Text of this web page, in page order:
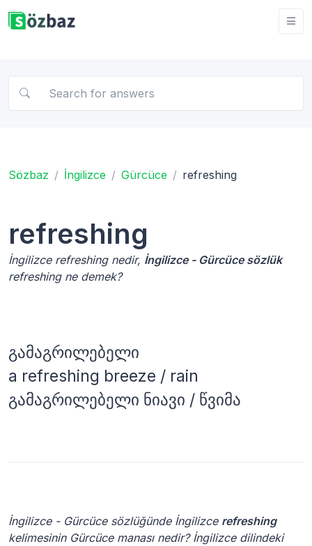
Sözbaz İngilizce Gürcüce refreshing
refreshing
İngilizce refreshing nedir, İngilizce - Gürcüce sözlük
refreshing ne demek?
გამაგრილებელი
a refreshing breeze / rain
გამაგრილებელი ნიავი / წვიმა
İngilizce - Gürcüce sözlüğünde İngilizce refreshing
kelimesinin Gürcüce manası nedir? İngilizce dilindeki